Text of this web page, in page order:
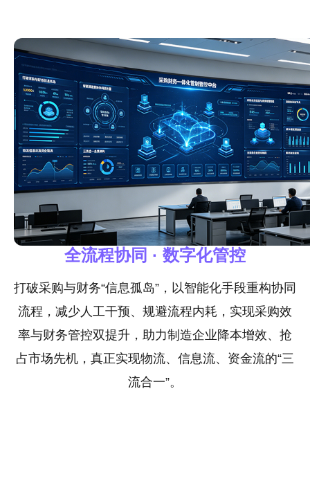
全流程协同 · 数字化管控
打破采购与财务“信息孤岛”，以智能化手段重构协同
流程，减少人工干预、规避流程内耗，实现采购效
率与财务管控双提升，助力制造企业降本增效、抢
占市场先机，真正实现物流、信息流、资金流的“三
流合一”。